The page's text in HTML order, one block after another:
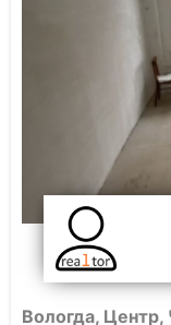
Вологда,